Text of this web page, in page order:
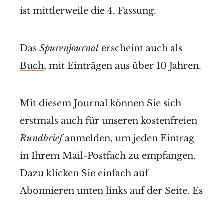
ist mittlerweile die 4. Fassung.
Das Spurenjournal erscheint auch als
Buch, mit Einträgen aus über 10 Jahren.
Mit diesem Journal können Sie sich
erstmals auch für unseren kostenfreien
Rundbriefanmelden, um jeden Eintrag
in Ihrem Mail-Postfach zu empfangen.
Dazu klicken Sie einfach auf
Abonnieren unten links auf der Seite. Es